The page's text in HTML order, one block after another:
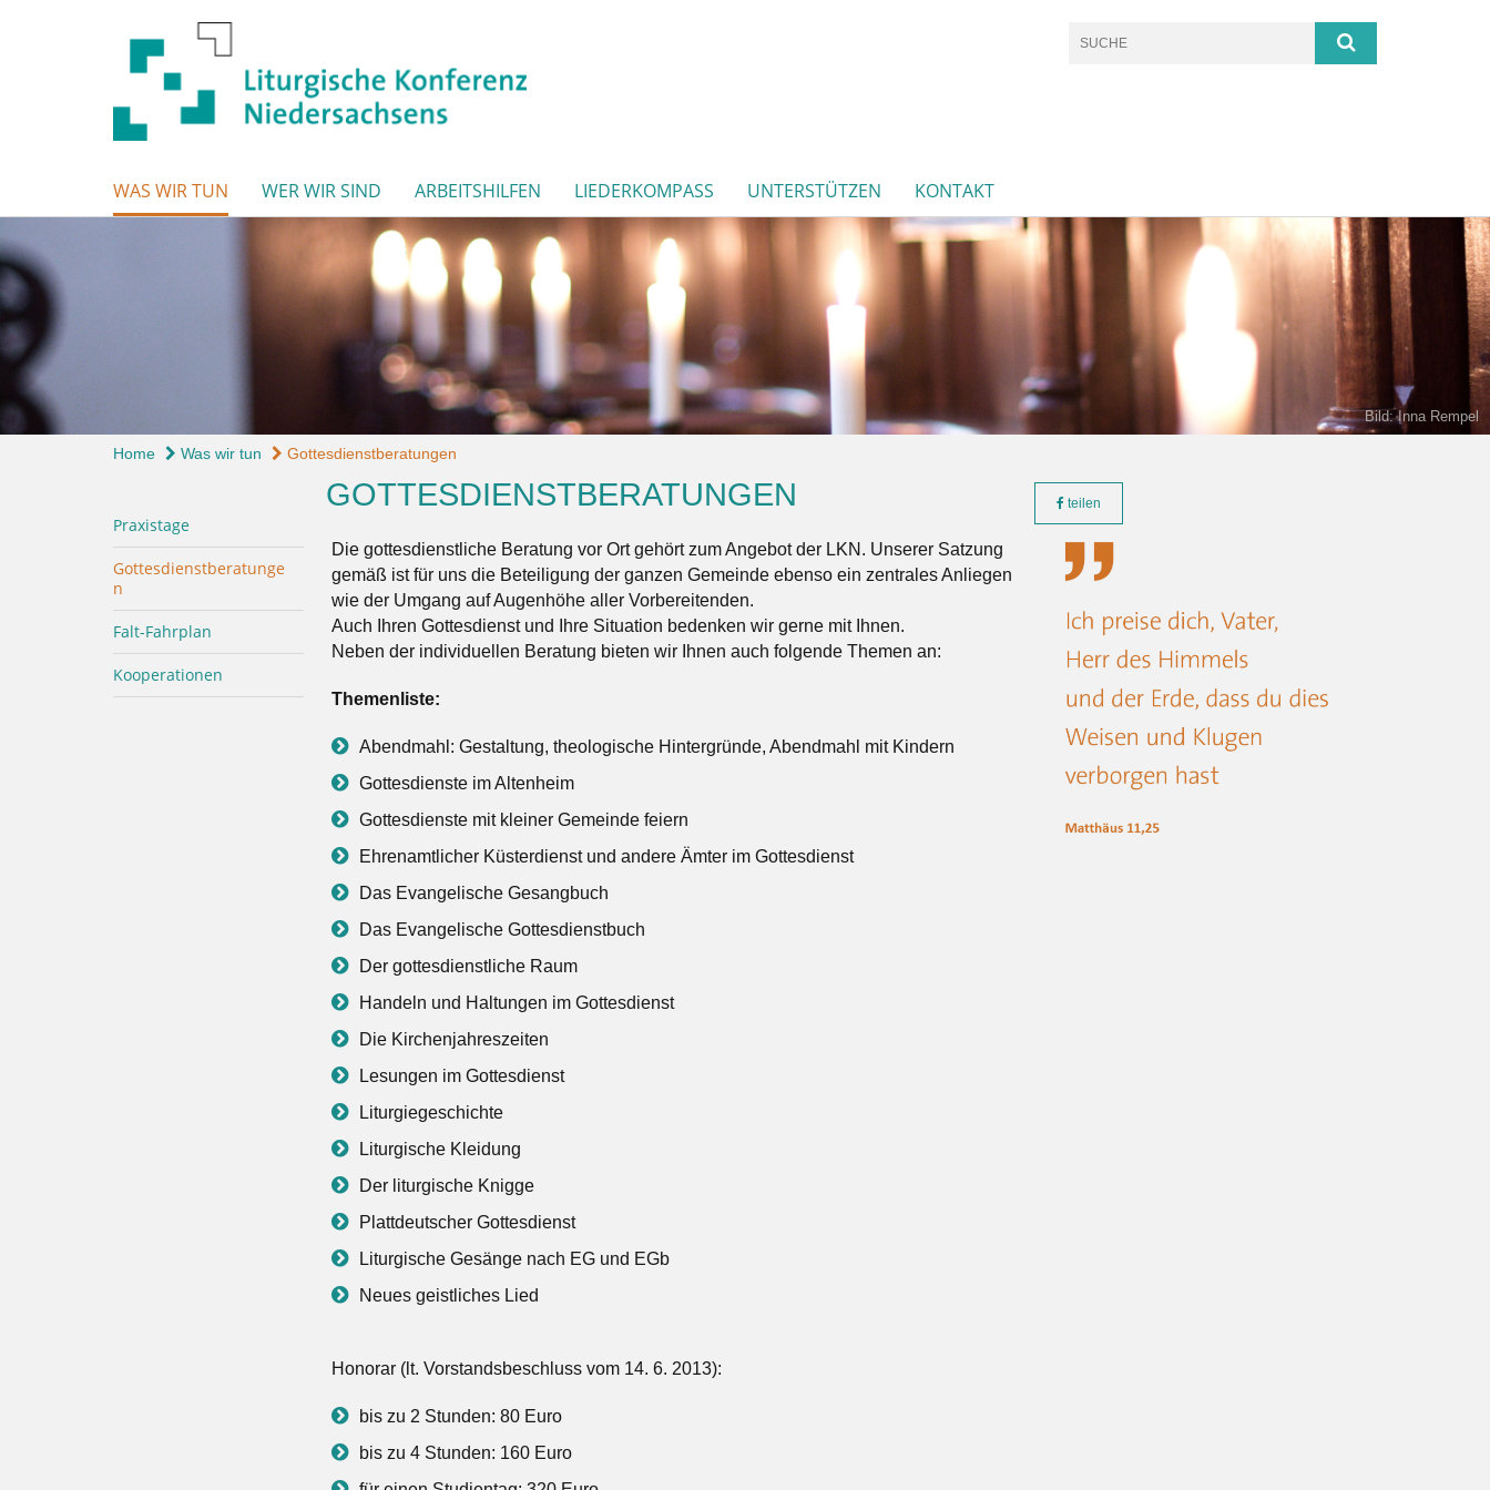
WAS WIR TUN WER WIR SIND ARBEITSHILFEN LIEDERKOMPASS UNTERSTÜTZEN KONTAKT
Bild: Inna Rempel
Home Was wir tun Gottesdienstberatungen
Praxistage
Gottesdienstberatunge
n
Falt-Fahrplan
Kooperationen
GOTTESDIENSTBERATUNGEN teilen
Die gottesdienstliche Beratung vor Ort gehört zum Angebot der LKN. Unserer Satzung
gemäß ist für uns die Beteiligung der ganzen Gemeinde ebenso ein zentrales Anliegen
wie der Umgang auf Augenhöhe aller Vorbereitenden.
Auch Ihren Gottesdienst und Ihre Situation bedenken wir gerne mit Ihnen.
Neben der individuellen Beratung bieten wir Ihnen auch folgende Themen an:
Themenliste:
Abendmahl: Gestaltung, theologische Hintergründe, Abendmahl mit Kindern
Gottesdienste im Altenheim
Gottesdienste mit kleiner Gemeinde feiern
Ehrenamtlicher Küsterdienst und andere Ämter im Gottesdienst
Das Evangelische Gesangbuch
Das Evangelische Gottesdienstbuch
Der gottesdienstliche Raum
Handeln und Haltungen im Gottesdienst
Die Kirchenjahreszeiten
Lesungen im Gottesdienst
Liturgiegeschichte
Liturgische Kleidung
Der liturgische Knigge
Plattdeutscher Gottesdienst
Liturgische Gesänge nach EG und EGb
Neues geistliches Lied
Honorar (lt. Vorstandsbeschluss vom 14. 6. 2013):
bis zu 2 Stunden: 80 Euro
bis zu 4 Stunden: 160 Euro